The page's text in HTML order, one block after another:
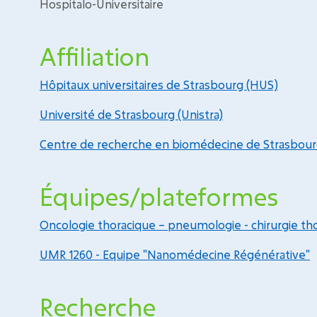
Hospitalo-Universitaire
Affiliation
Hôpitaux universitaires de Strasbourg (HUS)
Université de Strasbourg (Unistra)
Centre de recherche en biomédecine de
Équipes/plateformes
Oncologie thoracique – pneumologie - chirurgie
UMR 1260 - Equipe "Nanomédecine Régénérative"
Recherche